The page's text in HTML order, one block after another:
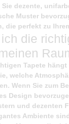
dezente,
Muster
die perfekt zu
die
Tapete
welche
Wenn Sie zum
Design
und dezenten
Ambiente